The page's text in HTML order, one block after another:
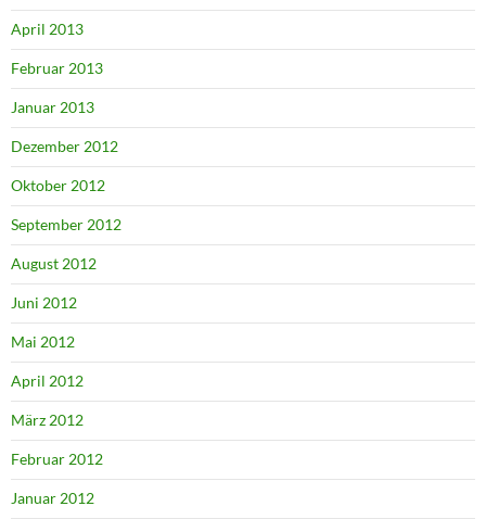
April 2013
Februar 2013
Januar 2013
Dezember 2012
Oktober 2012
September 2012
August 2012
Juni 2012
Mai 2012
April 2012
März 2012
Februar 2012
Januar 2012